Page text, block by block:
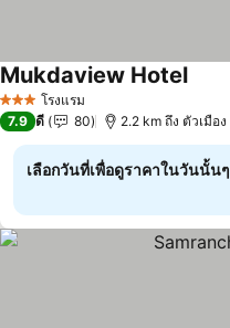
3 ดาว โรงแรม
Mukdaview Hotel
7.9 ดี 80 2.2 km ถึง ตัวเมือง
เลือกวันที่เพื่อดูราคาในวันนั้นๆ